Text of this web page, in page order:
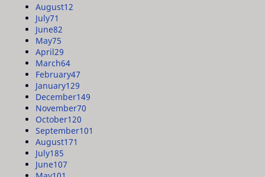
August12
July71
June82
May75
April29
March64
February47
January129
December149
November70
October120
September101
August171
July185
June107